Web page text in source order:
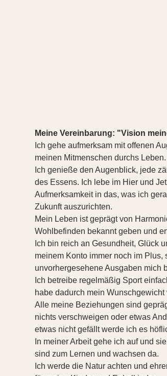
Meine Vereinbarung: "Vision
Ich gehe aufmerksam mit offenen
meinen Mitmenschen durchs Leben.
Ich genieße den Augenblick, jede
des Essens. Ich lebe im Hier und
Aufmerksamkeit in das, was ich
Zukunft auszurichten.
Mein Leben ist geprägt von
Wohlbefinden bekannt geben und
Ich bin reich an Gesundheit, Glück
meinem Konto immer noch im
unvorhergesehene Ausgaben mich
Ich betreibe regelmäßig Sport
habe dadurch mein Wunschgewicht
Alle meine Beziehungen sind
nichts verschweigen oder etwas
etwas nicht gefällt werde ich es
In meiner Arbeit gehe ich auf und
sind zum Lernen und wachsen da.
Ich werde die Natur achten und